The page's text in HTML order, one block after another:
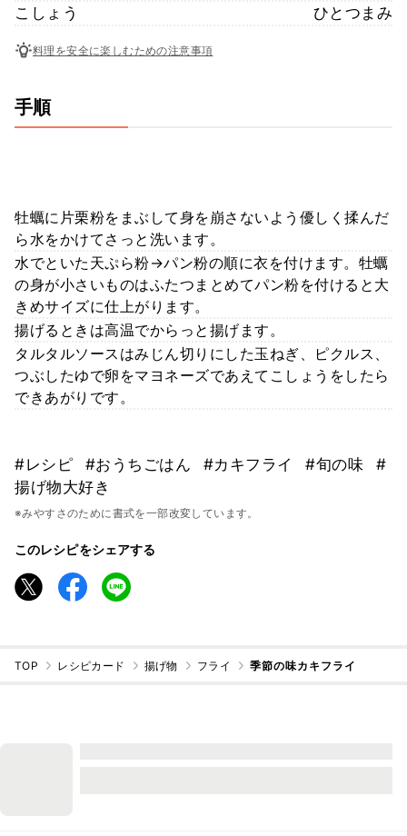
こしょう
ひとつまみ
料理を安全に楽しむための注意事項
手順
牡蠣に片栗粉をまぶして身を崩さないよう優しく揉んだ
ら水をかけてさっと洗います。
水でといた天ぷら粉→パン粉の順に衣を付けます。牡蠣
の身が小さいものはふたつまとめてパン粉を付けると大
きめサイズに仕上がります。
揚げるときは高温でからっと揚げます。
タルタルソースはみじん切りにした玉ねぎ、ピクルス、
つぶしたゆで卵をマヨネーズであえてこしょうをしたら
できあがりです。
#レシピ #おうちごはん #カキフライ #旬の味
#
揚げ物大好き
※みやすさのために書式を一部改変しています。
このレシピをシェアする
TOP レシピカード 揚げ物 フライ 季節の味カキフライ